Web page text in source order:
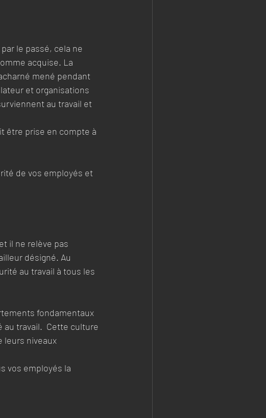
le passé, cela ne
acquise. La
mené pendant
et organisations
au travail et
être prise en compte à
de vos employés et
il ne relève pas
désigné. Au
au travail à tous les
fondamentaux
travail.  Cette culture
leurs niveaux
vos employés la